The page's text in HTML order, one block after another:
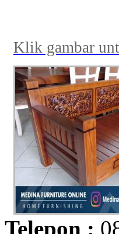
Klik gambar
Telepon :